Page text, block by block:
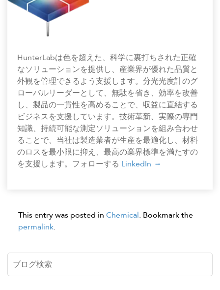
HunterLabは色を超えた、科学に裏打ちされた正確
なソリューションを提供し、産業界が優れた品質と
外観を管理できるよう支援します。分光光度計のグ
ローバルリーダーとして、無駄を省き、効率を改善
し、製品の一貫性を高めることで、収益に直結する
ビジネスを支援しています。技術革新、実際の専門
知識、持続可能な測定ソリューションを組み合わせ
ることで、当社は製造業者が生産を最適化し、材料
のロスを最小限に抑え、最高の業界標準を満たすの
を支援します。フォローする LinkedIn
This entry was posted in Chemical. Bookmark the
permalink.